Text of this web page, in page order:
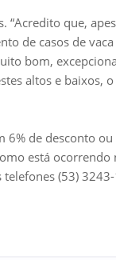
que,
de casos de
bom,
altos e baixos,
de desconto
está
(53)